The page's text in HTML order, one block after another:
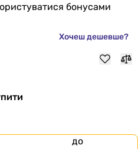
бонусами
Хочеш дешевше?
до